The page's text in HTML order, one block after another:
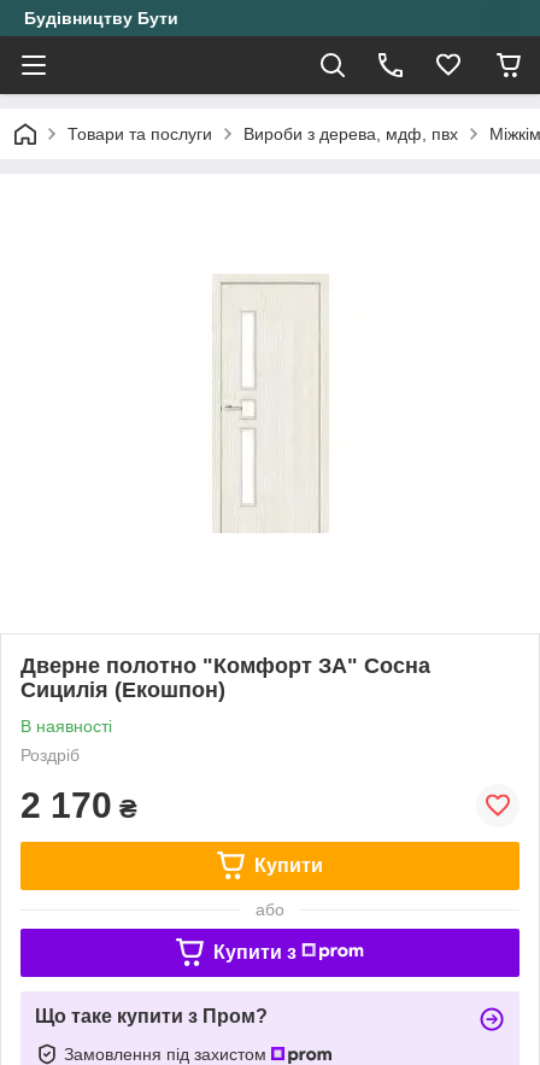
Будівництву Бути
Товари та послуги Вироби з дерева, мдф, пвх
Дверне полотно "Комфорт ЗА" Сосна
Сицилія (Екошпон)
В наявності
Роздріб
2 170 ₴
Купити
або
Купити з
Що таке купити з Пром?
Замовлення під захистом